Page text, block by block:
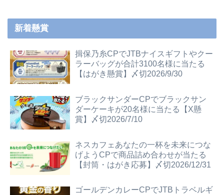
新着懸賞
揖保乃糸CPでJTBナイスギフトやクー
ラーバッグが合計3100名様に当たる
【はがき懸賞】〆切2026/9/30
ブラックサンダーCPでブラックサン
ダーケーキが20名様に当たる【X懸
賞】〆切2026/7/10
ネスカフェあなたの一杯を未来につな
げようCPで商品詰め合わせが当たる
【封筒・はがき応募】〆切2026/12/31
ゴールデンカレーCPでJTBトラベルギ